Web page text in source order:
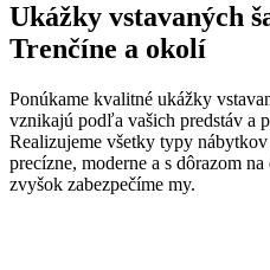
Ukážky vstavaných
Trenčíne a okolí
Ponúkame kvalitné ukážky
vznikajú podľa vašich predstáv a
Realizujeme všetky typy
precízne, moderne a s dôrazom
zvyšok zabezpečíme my.